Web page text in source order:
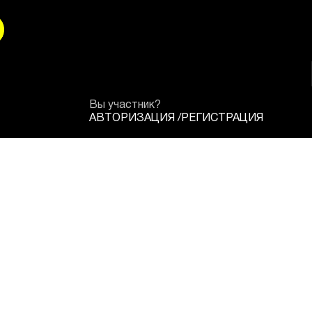
Вы участник?
АВТОРИЗАЦИЯ / РЕГИСТРАЦИЯ